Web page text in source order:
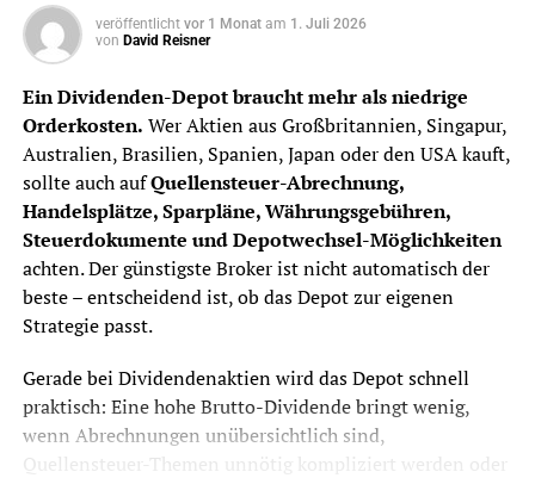
veröffentlicht vor 1 Monat am 1. Juli 2026
von David Reisner
Ein Dividenden-Depot braucht mehr als niedrige
Orderkosten. Wer Aktien aus Großbritannien, Singapur,
Australien, Brasilien, Spanien, Japan oder den USA kauft,
sollte auch aufQuellensteuer-Abrechnung,
Handelsplätze, Sparpläne, Währungsgebühren,
Steuerdokumente und Depotwechsel-Möglichkeiten
achten. Der günstigste Broker ist nicht automatisch der
beste – entscheidend ist, ob das Depot zur eigenen
Strategie passt.
Gerade bei Dividendenaktien wird das Depot schnell
praktisch: Eine hohe Brutto-Dividende bringt wenig,
wenn Abrechnungen unübersichtlich sind,
Quellensteuer-Themen unnötig kompliziert werden oder